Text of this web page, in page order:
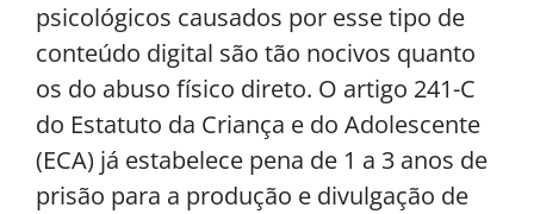
psicológicos causados por esse tipo de
conteúdo digital são tão nocivos quanto
os do abuso físico direto. O artigo 241-C
do Estatuto da Criança e do Adolescente
(ECA) já estabelece pena de 1 a 3 anos de
prisão para a produção e divulgação de